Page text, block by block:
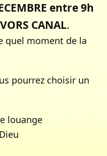
entre 9h
CANAL.
quel moment de la
pourrez choisir un
louange